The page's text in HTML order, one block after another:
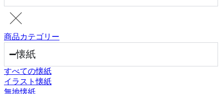
商品カテゴリー
懐紙
すべての懐紙
イラスト懐紙
無地懐紙